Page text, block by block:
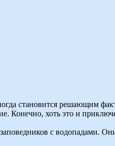
становится решающим
хоть это и
с водопадами.